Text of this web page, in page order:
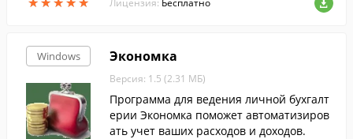
Лицензия: Бесплатно
Windows Экономка
Версия: 1.5 (2.31 МБ)
Программа для ведения личной бухгалт
ерии Экономка поможет автоматизиров
ать учет ваших расходов и доходов.